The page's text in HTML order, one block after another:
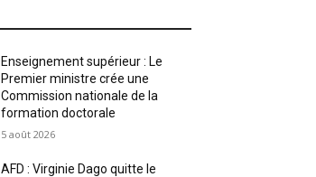
Enseignement supérieur : Le
Premier ministre crée une
Commission nationale de la
formation doctorale
5 août 2026
AFD : Virginie Dago quitte le